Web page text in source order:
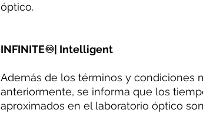
óptico.
INFINITE♾| Intelligent
Además de los términos y condiciones
anteriormente, se informa que los
aproximados en el laboratorio óptico